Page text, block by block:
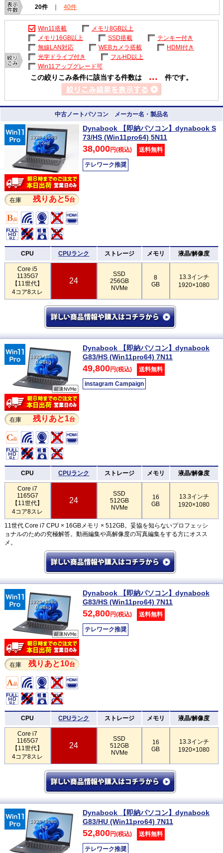
20件 ｜ 40件
Win11搭載
メモリ8GB以上
メモリ16GB以上
SSD搭載
テンキー付き
無線LAN対応
WEBカメラ搭載
HDMI付き
光学ドライブ付き
フルHD以上
Win11アップグレード可
この絞りこみ条件に該当する件数は ... 件です。
中古ノートパソコン メーカー名・製品名
1920×1080
1.2kg
在庫 残りあと5台
Dynabook 【即納パソコン】dynabook S
73/HS (Win11pro64) 5N11
38,000円(税込) 送料無料
テレワーク推奨
CPU CPUランク ストレージ メモリ 液晶/解像度
Core i5
1135G7
【11世代】
4コア8スレ
24
SSD
256GB
NVMe
8
GB
13.3インチ
1920×1080
1920×1080
0.98kg
在庫 残りあと1台
Dynabook 【即納パソコン】dynabook
G83/HS (Win11pro64) 7N11
49,800円(税込) 送料無料
instagram Campaign
CPU CPUランク ストレージ メモリ 液晶/解像度
Core i7
1165G7
【11世代】
4コア8スレ
24
SSD
512GB
NVMe
16
GB
13.3インチ
1920×1080
11世代 Core i7 CPU × 16GBメモリ × 512GB。妥協を知らないプロフェッシ
ョナルのための究極解答。動画編集や高解像度の写真編集をする方にオスス
メ。
1920×1080
0.98kg
在庫 残りあと10台
Dynabook 【即納パソコン】dynabook
G83/HS (Win11pro64) 7N11
52,800円(税込) 送料無料
テレワーク推奨
CPU CPUランク ストレージ メモリ 液晶/解像度
Core i7
1165G7
【11世代】
4コア8スレ
24
SSD
512GB
NVMe
16
GB
13.3インチ
1920×1080
1920×1080
1kg
Dynabook 【即納パソコン】dynabook
G83/HU (Win11pro64) 7N11
52,800円(税込) 送料無料
テレワーク推奨